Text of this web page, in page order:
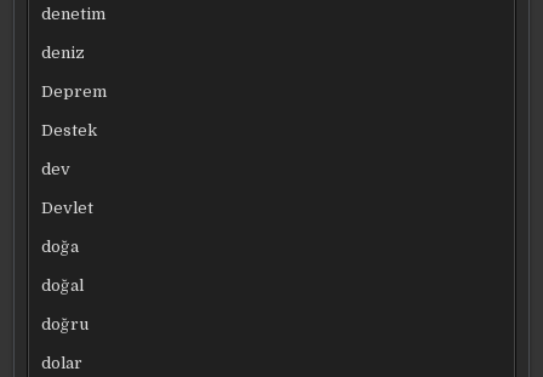
denetim
deniz
Deprem
Destek
dev
Devlet
doğa
doğal
doğru
dolar